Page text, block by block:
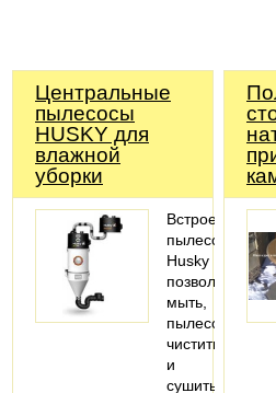
Центральные
пылесосы
HUSKY для
влажной
уборки
Встроенные
пылесосы
Husky
позволяют
мыть,
пылесосить,
чистить
и
сушить